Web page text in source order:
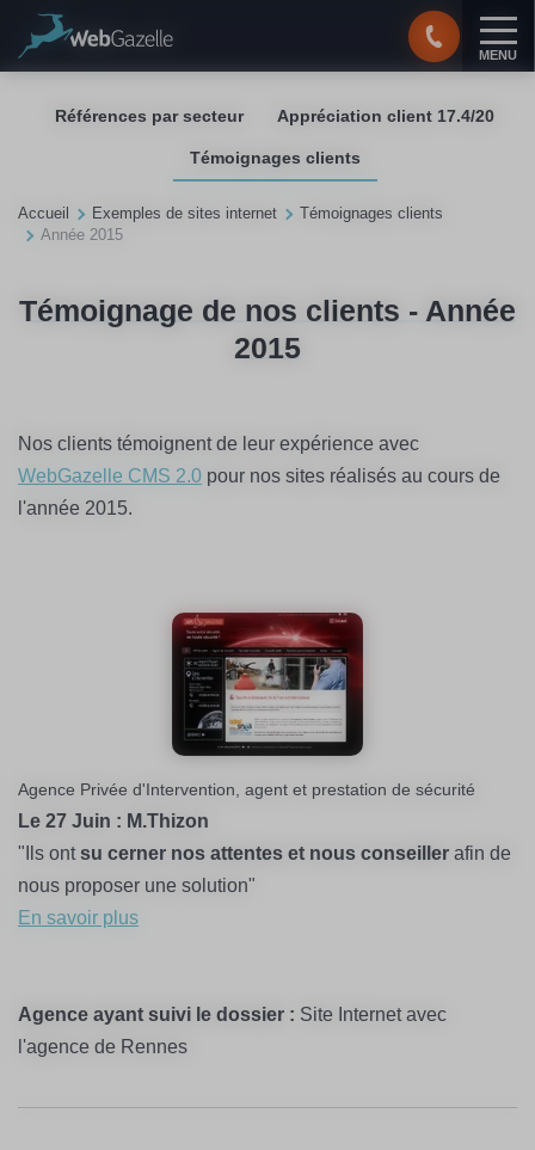
MENU
Références par secteur Appréciation client 17.4/20
Témoignages clients
Accueil Exemples de sites internet
Témoignages clients
Année 2015
Témoignage de nos clients - Année
2015
Nos clients témoignent de leur expérience avec
WebGazelle CMS 2.0 pour nos sites réalisés au cours de
l'année 2015.
Agence Privée d'Intervention, agent et prestation de sécurité
Le 27 Juin : M.Thizon
"Ils ontsu cerner nos attentes et nous conseiller afin de
nous proposer une solution"
En savoir plus
Agence ayant suivi le dossier : Site Internet avec
l'agence de Rennes
Panneau de gestion des cookies